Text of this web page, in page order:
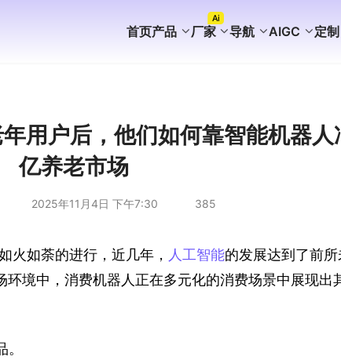
首页产品 厂家
Ai
导航 AIGC 定制
用户后，他们如何靠智能机器人
亿养老市场
2025年11月4日 下午7:30 385
火如荼的进行，近几年， 人工智能的发展达到了前
环境中，消费机器人正在多元化的消费场景中展现出